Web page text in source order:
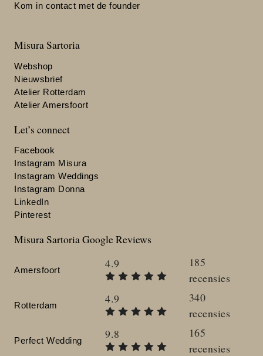
Kom in contact met de founder
Misura Sartoria
Webshop
Nieuwsbrief
Atelier Rotterdam
Atelier Amersfoort
Let’s connect
Facebook
Instagram Misura
Instagram Weddings
Instagram Donna
LinkedIn
Pinterest
Misura Sartoria Google Reviews
Amersfoort 4.9
185
recensies
Rotterdam 4.9
340
recensies
Perfect Wedding 9.8
165
recensies